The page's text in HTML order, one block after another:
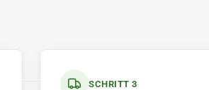
SCHRITT 3